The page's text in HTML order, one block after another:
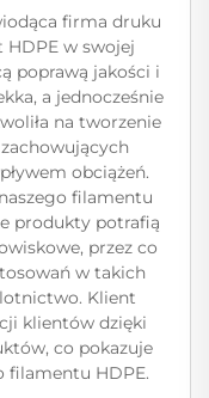
firma druku
HDPE w swojej
poprawą jakości i
a jednocześnie
na tworzenie
obciążeń.
filamentu
produkty potrafią
przez co
w takich
Klient
klientów dzięki
co pokazuje
filamentu HDPE.